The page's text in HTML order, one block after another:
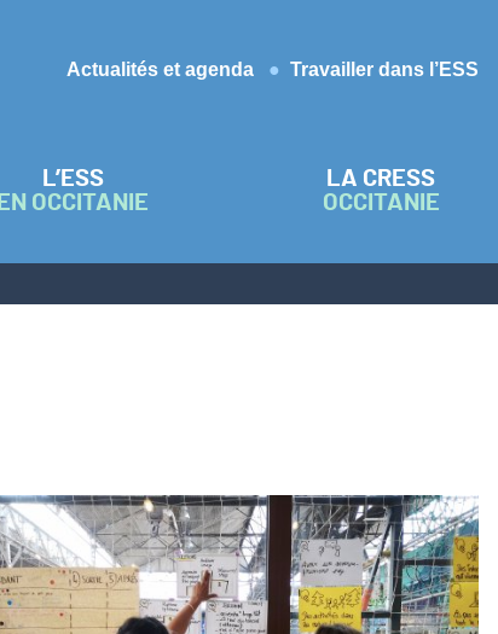
Actualités et agenda
Travailler dans l’ESS
L’ESS
EN OCCITANIE
LA CRESS
OCCITANIE